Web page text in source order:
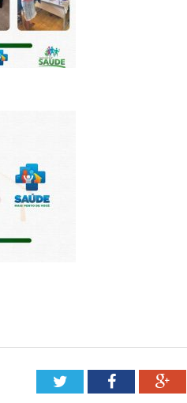
TwitterFacebook